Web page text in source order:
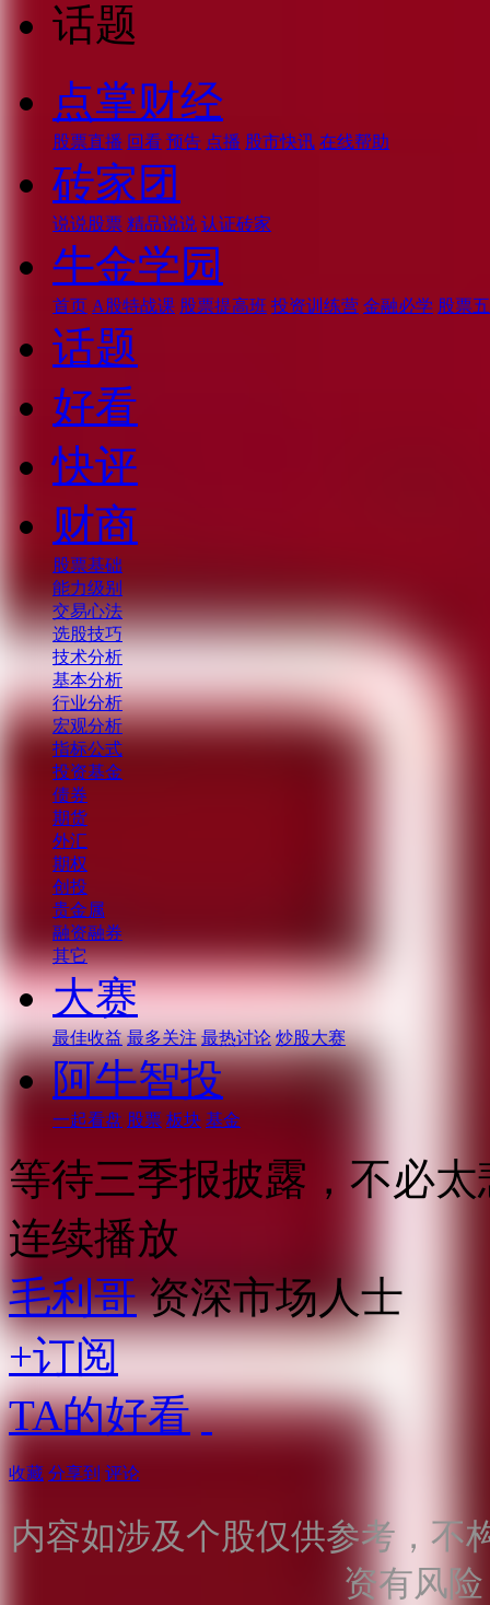
话题
点掌财经
股票直播 回看 预告 点播 股市快讯 在线帮助
砖家团
说说股票 精品说说 认证砖家
牛金学园
首页 A股特战课 股票提高班 投资训练营 金融必学 股票
话题
好看
快评
财商
股票基础
能力级别
交易心法
选股技巧
技术分析
基本分析
行业分析
宏观分析
指标公式
投资基金
债券
期货
外汇
期权
创投
贵金属
融资融券
其它
大赛
最佳收益 最多关注 最热讨论 炒股大赛
阿牛智投
一起看盘 股票 板块 基金
等待三季报披露，不必太
连续播放
毛利哥 资深市场人士
+订阅
TA的好看
收藏 分享到 评论
内容如涉及个股仅供参考，不
资有风